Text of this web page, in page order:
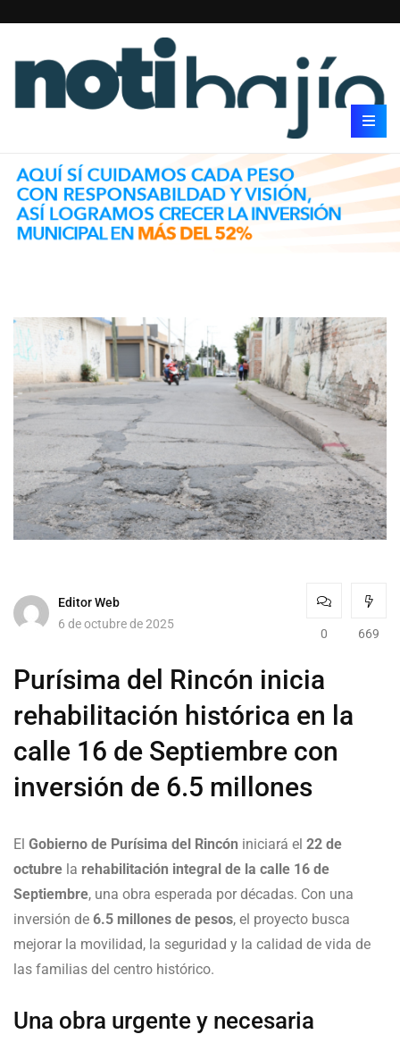
Editor Web
6 de octubre de 2025
0 669
Purísima del Rincón inicia
rehabilitación histórica en la
calle 16 de Septiembre con
inversión de 6.5 millones
El Gobierno de Purísima del Rincón iniciará el 22 de
octubre la rehabilitación integral de la calle 16 de
Septiembre, una obra esperada por décadas. Con una
inversión de 6.5 millones de pesos, el proyecto busca
mejorar la movilidad, la seguridad y la calidad de vida de
las familias del centro histórico.
Una obra urgente y necesaria